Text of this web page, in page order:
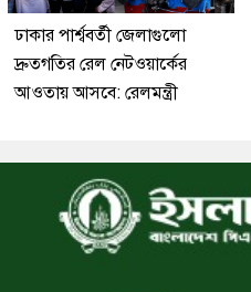
ঢাকার পার্শ্ববর্তী জেলাগুলো
দ্রুতগতির রেল নেটওয়ার্কের
আওতায় আসবে: রেলমন্ত্রী